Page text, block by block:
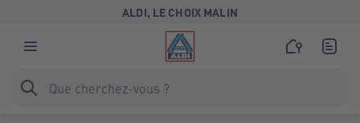
ALDI, LE CHOIX MALIN